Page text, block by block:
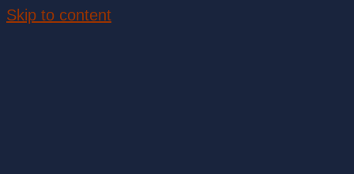
Skip to content